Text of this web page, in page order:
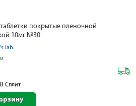
покрытые пленочной
10мг №30
lab.
В Сплит